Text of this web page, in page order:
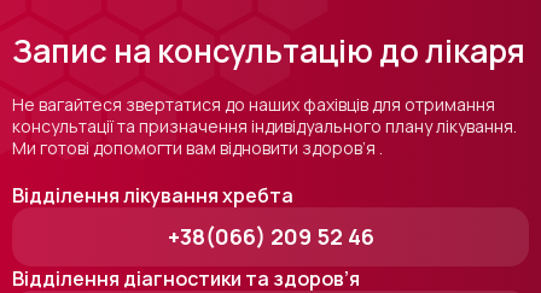
Запис на консультацію до лікаря
Не вагайтеся звертатися до наших фахівців для отримання
консультації та призначення індивідуального плану лікування.
Ми готові допомогти вам відновити здоров’я .
Відділення лікування хребта
+38(066) 209 52 46
Відділення діагностики та здоров’я